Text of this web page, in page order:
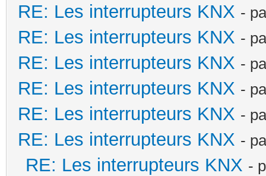
RE: Les interrupteurs KNX -
RE: Les interrupteurs KNX -
RE: Les interrupteurs KNX -
RE: Les interrupteurs KNX -
RE: Les interrupteurs KNX -
RE: Les interrupteurs KNX -
RE: Les interrupteurs KNX -